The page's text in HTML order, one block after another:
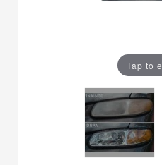
Tap to